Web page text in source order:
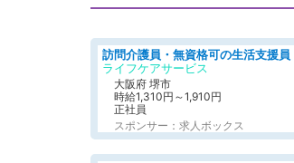
訪問介護員・無資格可の生活支援員
ライフケアサービス
大阪府 堺市
時給1,310円～1,910円
正社員
スポンサー：求人ボックス